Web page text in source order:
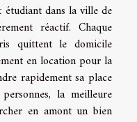
dans la ville de
réactif. Chaque
quittent le domicile
en location pour la
rapidement sa place
la meilleure
en amont un bien